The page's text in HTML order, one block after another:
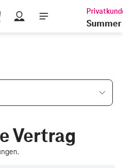
Shopping Cart
Summer
Vertrag